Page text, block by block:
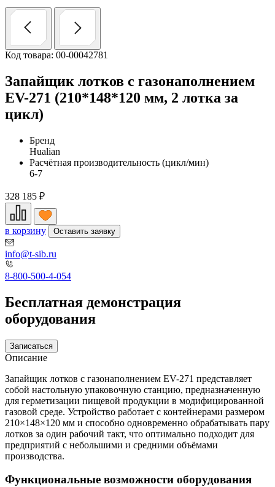
Код товара: 00-00042781
Запайщик лотков с газонаполнением
EV-271 (210*148*120 мм, 2 лотка за
цикл)
Бренд
Hualian
Расчётная производительность (цикл/мин)
6-7
328 185 ₽
в корзину Оставить заявку
info@t-sib.ru
8-800-500-4-054
Бесплатная демонстрация
оборудования
Записаться
Описание
Запайщик лотков с газонаполнением EV-271 представляет
собой настольную упаковочную станцию, предназначенную
для герметизации пищевой продукции в модифицированной
газовой среде. Устройство работает с контейнерами размером
210×148×120 мм и способно одновременно обрабатывать пару
лотков за один рабочий такт, что оптимально подходит для
предприятий с небольшими и средними объёмами
производства.
Функциональные возможности оборудования